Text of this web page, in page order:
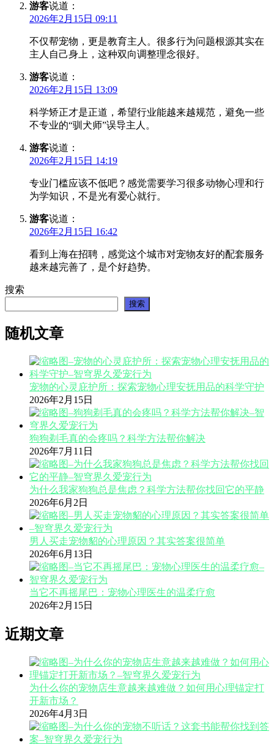
游客说道：
2026年2月15日 09:11
不仅帮宠物，更是教育主人。很多行为问题根源其实在
主人自己身上，这种双向调整理念很好。
游客说道：
2026年2月15日 13:09
科学矫正才是正道，希望行业能越来越规范，避免一些
不专业的“驯犬师”误导主人。
游客说道：
2026年2月15日 14:19
专业门槛应该不低吧？感觉需要学习很多动物心理和行
为学知识，不是光有爱心就行。
游客说道：
2026年2月15日 16:42
看到上海在招聘，感觉这个城市对宠物友好的配套服务
越来越完善了，是个好趋势。
搜索
搜索
随机文章
宠物的心灵庇护所：探索宠物心理安抚用品的科学守护
2026年2月15日
狗狗剃毛真的会疼吗？科学方法帮你解决
2026年7月11日
为什么我家狗狗总是焦虑？科学方法帮你找回它的平静
2026年6月2日
男人买走宠物貂的心理原因？其实答案很简单
2026年6月13日
当它不再摇尾巴：宠物心理医生的温柔疗愈
2026年2月15日
近期文章
为什么你的宠物店生意越来越难做？如何用心理锚定打
开新市场？
2026年4月3日